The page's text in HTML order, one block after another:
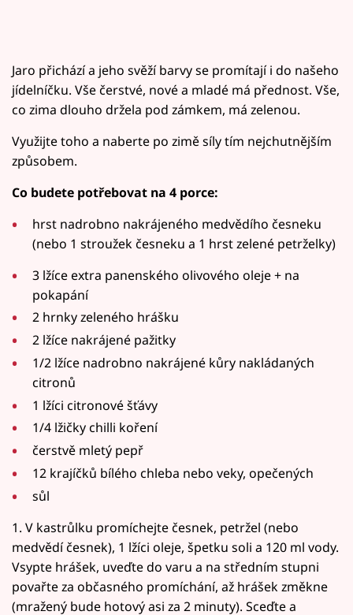
Jaro přichází a jeho svěží barvy se promítají i do našeho
jídelníčku. Vše čerstvé, nové a mladé má přednost. Vše,
co zima dlouho držela pod zámkem, má zelenou.
Využijte toho a naberte po zimě síly tím nejchutnějším
způsobem.
Co budete potřebovat na 4 porce:
hrst nadrobno nakrájeného medvědího česneku
(nebo 1 stroužek česneku a 1 hrst zelené petrželky)
3 lžíce extra panenského olivového oleje + na
pokapání
2 hrnky zeleného hrášku
2 lžíce nakrájené pažitky
1/2 lžíce nadrobno nakrájené kůry nakládaných
citronů
1 lžíci citronové šťávy
1/4 lžičky chilli koření
čerstvě mletý pepř
12 krajíčků bílého chleba nebo veky, opečených
sůl
1. V kastrůlku promíchejte česnek, petržel (nebo
medvědí česnek), 1 lžíci oleje, špetku soli a 120 ml vody.
Vsypte hrášek, uveďte do varu a na středním stupni
povařte za občasného promíchání, až hrášek změkne
(mražený bude hotový asi za 2 minuty). Sceďte a